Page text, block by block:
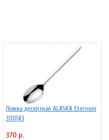
Ложка десертная ALASKA Eternum
3110143
370 р.